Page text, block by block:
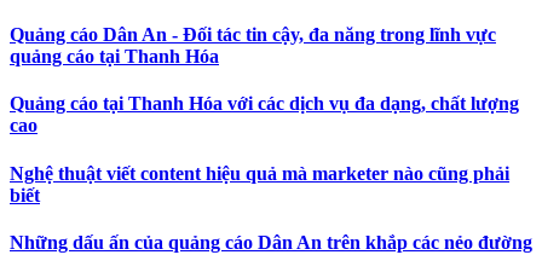
Quảng cáo Dân An - Đối tác tin cậy, đa năng trong lĩnh vực
quảng cáo tại Thanh Hóa
Quảng cáo tại Thanh Hóa với các dịch vụ đa dạng, chất lượng
cao
Nghệ thuật viết content hiệu quả mà marketer nào cũng phải
biết
Những dấu ấn của quảng cáo Dân An trên khắp các nẻo đường